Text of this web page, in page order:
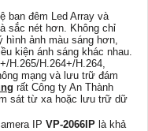
ban đêm Led Array và
sắc nét hơn. Không chỉ
ảnh màu sáng hơn,
kiện ánh sáng khác nhau.
H.265/H.264+/H.264,
mạng và lưu trữ đám
rất Công ty An Thành
sát từ xa hoặc lưu trữ dữ
IP VP-2066IP là khả